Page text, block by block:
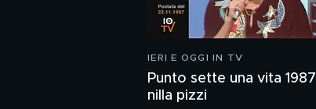
IERI E OGGI IN TV
Punto sette una vita 1987
nilla pizzi